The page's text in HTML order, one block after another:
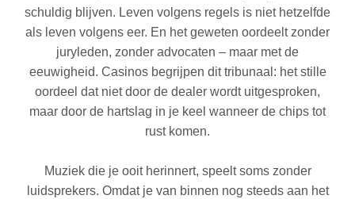
schuldig blijven. Leven volgens regels is niet hetzelfde
als leven volgens eer. En het geweten oordeelt zonder
juryleden, zonder advocaten – maar met de
eeuwigheid. Casinos begrijpen dit tribunaal: het stille
oordeel dat niet door de dealer wordt uitgesproken,
maar door de hartslag in je keel wanneer de chips tot
rust komen.
Muziek die je ooit herinnert, speelt soms zonder
luidsprekers. Omdat je van binnen nog steeds aan het